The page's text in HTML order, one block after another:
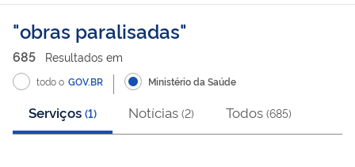
Busca
obras paralisadas
685 Resultados em
todo o GOV.BR Ministério da Saúde
Serviços (1) Notícias (2) Todos (685)